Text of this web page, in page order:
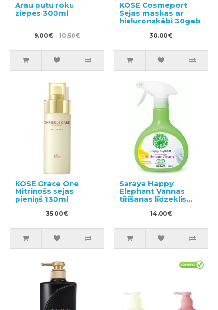
Arau putu roku
ziepes 300ml
9.00€ 10.50€
KOSE Cosmeport
Sejas maskas ar
hialuronskābi 30gab
30.00€
KOSE Grace One
Mitrinošs sejas
pieniņš 130ml
35.00€
Saraya Happy
Elephant Vannas
tīrīšanas līdzeklis
14.00€